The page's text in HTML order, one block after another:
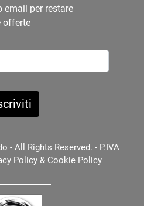
email per restare
offerte
- All Rights Reserved. - P.IVA
Policy& Cookie Policy